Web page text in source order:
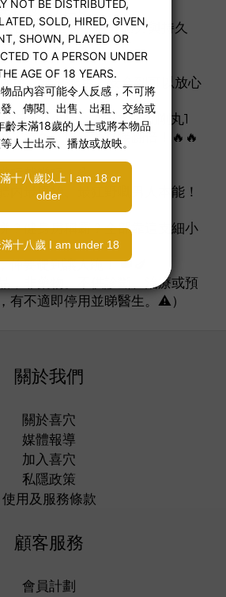
嘅地方！📈🍆
魯黑金王者，提升體力與持久
光！🌙💦
藥、無副作用，安全到可以放心
量前2小時，飲一支 + 勁剛丸1
、持久、爆發力直接翻倍！🔥🔥
猛就幾猛！💦
內最原始、最狂野嘅男人本能！
？健身房稱霸？全部靠這支細小
仲要硬到讓人跪！ 👑🍆
，非藥物。不供診斷、治療或預
有不適即停用並睇醫生。⚠️）
關於我們
關於喜穴
媒體報導
加入喜穴
私隱政策
使用及服務條款
顧客服務
會員計劃